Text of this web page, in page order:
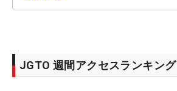
JGTO 週間アクセスランキング